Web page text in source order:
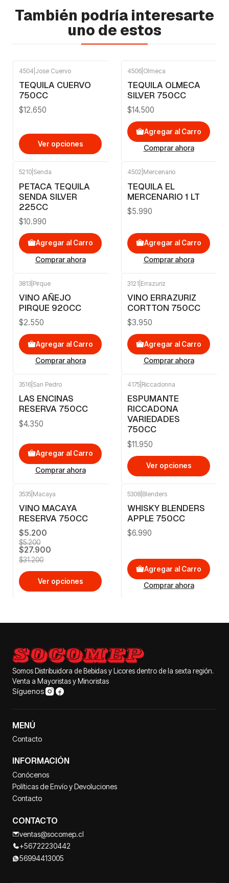
También podría interesarte
uno de estos
4504 Jose Cuervo
TEQUILA CUERVO
750CC
$12.650
Ver opciones
4506 Olmeca
TEQUILA OLMECA
SILVER 750CC
$14.500
Agregar al Carro
Comprar ahora
5210 Senda
PETACA TEQUILA
SENDA SILVER
225CC
$10.990
Agregar al Carro
Comprar ahora
4502 Mercenario
TEQUILA EL
MERCENARIO 1 LT
$5.990
Agregar al Carro
Comprar ahora
3813 Pirque
VINO AÑEJO
PIRQUE 920CC
$2.550
Agregar al Carro
Comprar ahora
3121 Errazuriz
VINO ERRAZURIZ
CORTTON 750CC
$3.950
Agregar al Carro
Comprar ahora
3516 San Pedro
LAS ENCINAS
RESERVA 750CC
$4.350
Agregar al Carro
Comprar ahora
4175 Riccadonna
ESPUMANTE
RICCADONA
VARIEDADES
750CC
$11.950
Ver opciones
3535 Macaya
VINO MACAYA
RESERVA 750CC
$5.200
$5.200
$27.900
$31.200
Ver opciones
5308 Blenders
WHISKY BLENDERS
APPLE 750CC
$6.990
Agregar al Carro
Comprar ahora
Somos Distribuidora de Bebidas y Licores dentro de la sexta región.
Venta a Mayoristas y Minoristas
Síguenos
MENÚ
Contacto
INFORMACIÓN
Conócenos
Políticas de Envío y Devoluciones
Contacto
CONTACTO
ventas@socomep.cl
+56722230442
56994413005